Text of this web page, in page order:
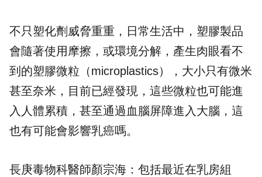
不只塑化劑威脅重重，日常生活中，塑膠製品
會隨著使用摩擦，或環境分解，產生肉眼看不
到的塑膠微粒（microplastics），大小只有微米
甚至奈米，目前已經發現，這些微粒也可能進
入人體累積，甚至通過血腦屏障進入大腦，這
也有可能會影響乳癌嗎。
長庚毒物科醫師顏宗海：包括最近在乳房組